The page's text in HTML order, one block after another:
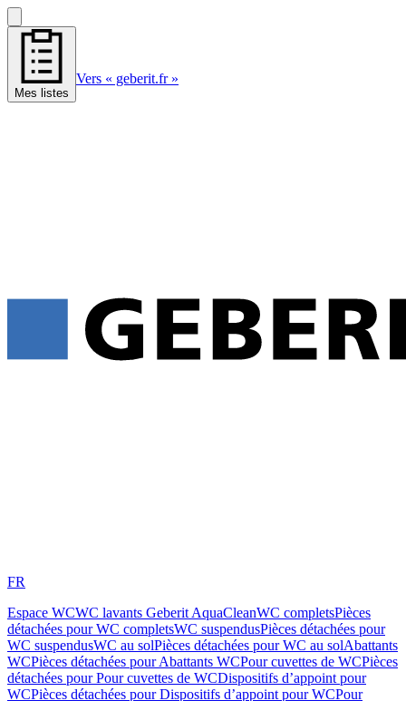
Mes listes
Vers « geberit.fr »
FR
Espace WCWC lavants Geberit AquaCleanWC completsPièces
détachées pour WC completsWC suspendusPièces détachées pour
WC suspendusWC au solPièces détachées pour WC au solAbattants
WCPièces détachées pour Abattants WCPour cuvettes de WCPièces
détachées pour Pour cuvettes de WCDispositifs d’appoint pour
WCPièces détachées pour Dispositifs d’appoint pour WCPour